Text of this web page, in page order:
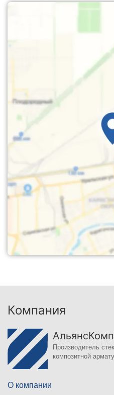
Компания
Производитель
композитной
О компании